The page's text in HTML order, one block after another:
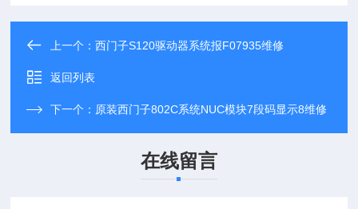
上一个：西门子S120驱动器系统报F07935维修
返回列表
下一个： 原装西门子802C系统NUC模块7段码显示8维修
在线留言